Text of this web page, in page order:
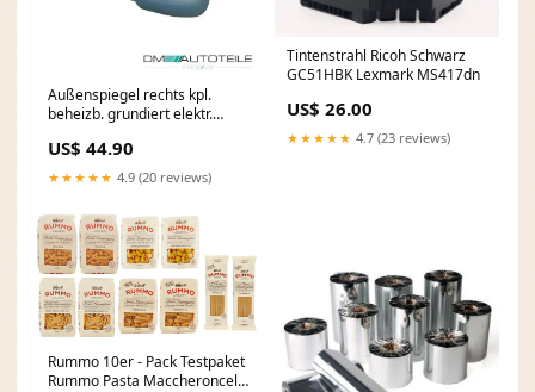
Außenspiegel rechts kpl.
beheizb. grundiert elektr.
Spoiler
US$ 44.90
★★★★★ 4.9 (20 reviews)
Tintenstrahl Ricoh Schwarz
GC51HBK Lexmark MS417dn
US$ 26.00
★★★★★ 4.7 (23 reviews)
Rummo 10er - Pack Testpaket
Rummo Pasta Maccheroncelli